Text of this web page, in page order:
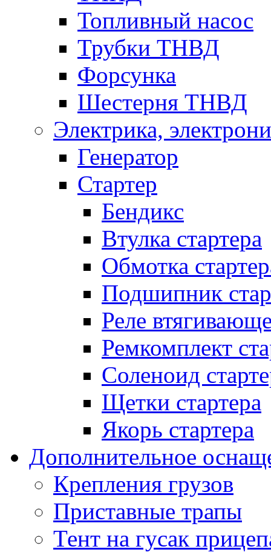
Топливный насос
Трубки ТНВД
Форсунка
Шестерня ТНВД
Электрика,
Генератор
Стартер
Бендикс
Втулка стартера
Обмотка
Подшипник
Реле
Ремкомплект
Соленоид
Щетки стартера
Якорь стартера
Дополнительное
Крепления грузов
Приставные трапы
Тент на гусак